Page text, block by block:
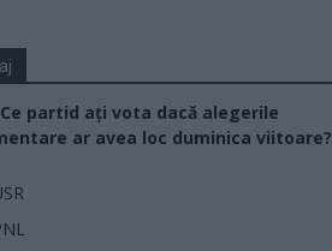
Ce partid ați vota dacă alegerile
ar avea loc duminica viitoare?